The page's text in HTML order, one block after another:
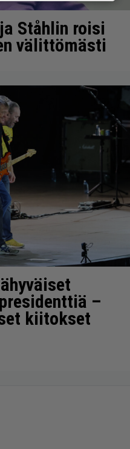
Ståhlin roisi
välittömästi
–
kiitokset